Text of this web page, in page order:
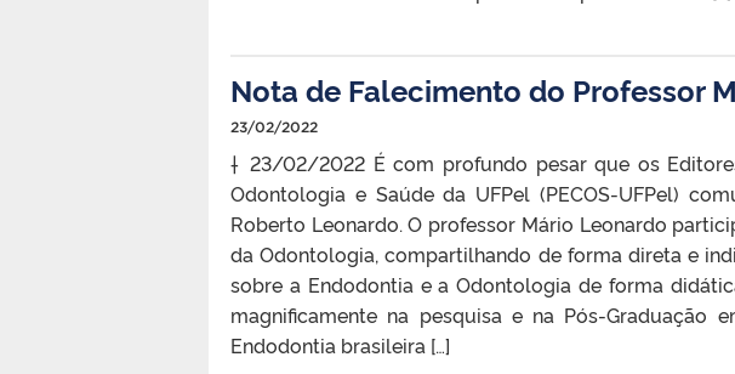
Nota de Falecimento do Professor
23/02/2022
† 23/02/2022 É com profundo pesar que os
Odontologia e Saúde da UFPel (PECOS-UFPel)
Roberto Leonardo. O professor Mário Leonardo
da Odontologia, compartilhando de forma direta e
sobre a Endodontia e a Odontologia de forma
magnificamente na pesquisa e na Pós-Graduação
Endodontia brasileira […]